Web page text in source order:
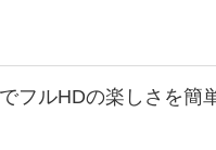
フルHDの楽しさを簡